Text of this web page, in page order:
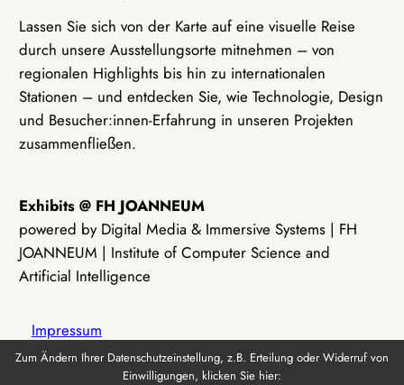
Lassen Sie sich von der Karte auf eine visuelle Reise
durch unsere Ausstellungsorte mitnehmen – von
regionalen Highlights bis hin zu internationalen
Stationen – und entdecken Sie, wie Technologie, Design
und Besucher:innen-Erfahrung in unseren Projekten
zusammenfließen.
Exhibits @ FH JOANNEUM
powered by Digital Media & Immersive Systems | FH
JOANNEUM | Institute of Computer Science and
Artificial Intelligence
Impressum
Zum Ändern Ihrer Datenschutzeinstellung, z.B. Erteilung oder Widerruf von
Einwilligungen, klicken Sie hier: